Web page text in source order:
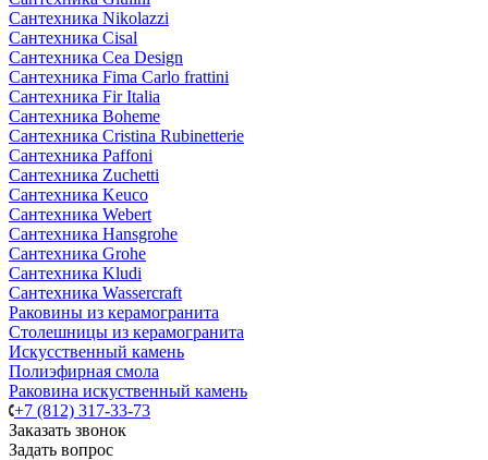
Сантехника Nikolazzi
Сантехника Cisal
Сантехника Cea Design
Сантехника Fima Carlo frattini
Сантехника Fir Italia
Сантехника Boheme
Сантехника Cristina Rubinetterie
Сантехника Paffoni
Сантехника Zuchetti
Сантехника Keuco
Сантехника Webert
Сантехника Hansgrohe
Сантехника Grohe
Сантехника Kludi
Сантехника Wassercraft
Раковины из керамогранита
Столешницы из керамогранита
Искусственный камень
Полиэфирная смола
Раковина искуственный камень
+7 (812) 317-33-73
Заказать звонок
Задать вопрос